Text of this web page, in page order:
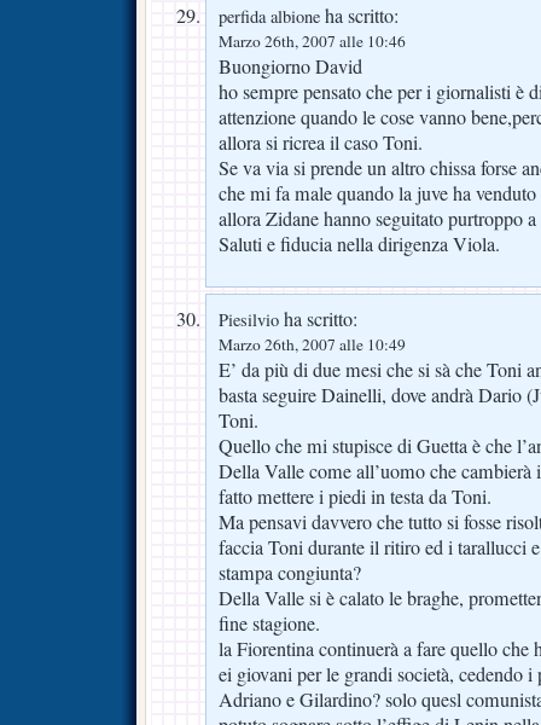
perfida albione ha scritto:
Marzo 26th, 2007 alle 10:46
Buongiorno David
ho sempre pensato che per i giornalisti è
attenzione quando le cose vanno
allora si ricrea il caso Toni.
Se va via si prende un altro chissa forse
che mi fa male quando la juve ha
allora Zidane hanno seguitato purtroppo
Saluti e fiducia nella dirigenza Viola.
Piesilvio ha scritto:
Marzo 26th, 2007 alle 10:49
E’ da più di due mesi che si sà che Toni
basta seguire Dainelli, dove andrà Dario
Toni.
Quello che mi stupisce di Guetta è che
Della Valle come all’uomo che
fatto mettere i piedi in testa da Toni.
Ma pensavi davvero che tutto si fosse
faccia Toni durante il ritiro ed i tarallucci
stampa congiunta?
Della Valle si è calato le braghe,
fine stagione.
la Fiorentina continuerà a fare quello che
ei giovani per le grandi società, cedendo
Adriano e Gilardino? solo quesl